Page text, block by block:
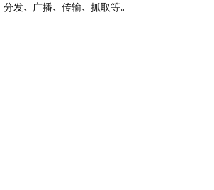
发、广播、传输、抓取等。